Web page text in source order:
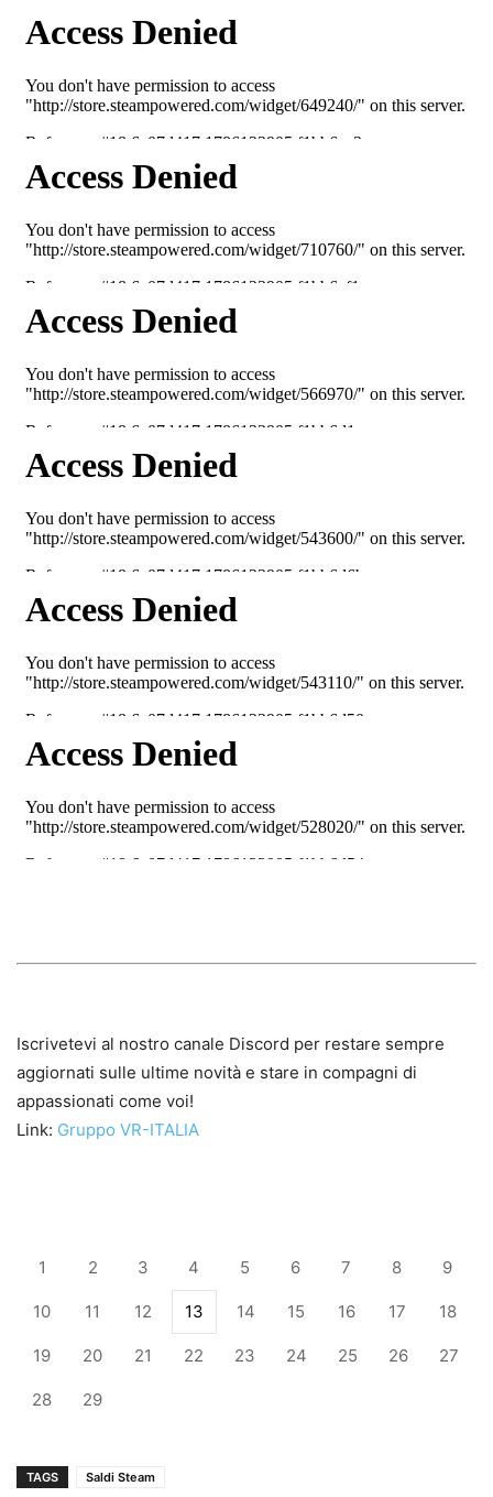
Iscrivetevi al nostro canale Discord per restare sempre
aggiornati sulle ultime novità e stare in compagni di
appassionati come voi!
Link: Gruppo VR-ITALIA
1 2 3 4 5 6 7 8 9
10 11 12 13 14 15 16 17 18
19 20 21 22 23 24 25 26 27
28 29
TAGS Saldi Steam